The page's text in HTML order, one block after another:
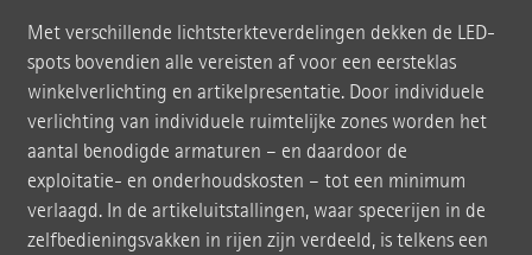
Met verschillende lichtsterkteverdelingen dekken de LED-
spots bovendien alle vereisten af voor een eersteklas
winkelverlichting en artikelpresentatie. Door individuele
verlichting van individuele ruimtelijke zones worden het
aantal benodigde armaturen – en daardoor de
exploitatie- en onderhoudskosten – tot een minimum
verlaagd. In de artikeluitstallingen, waar specerijen in de
zelfbedieningsvakken in rijen zijn verdeeld, is telkens een